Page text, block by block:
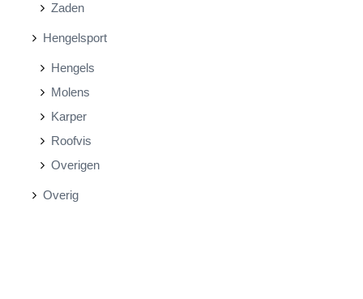
Zaden
Hengelsport
Hengels
Molens
Karper
Roofvis
Overigen
Overig